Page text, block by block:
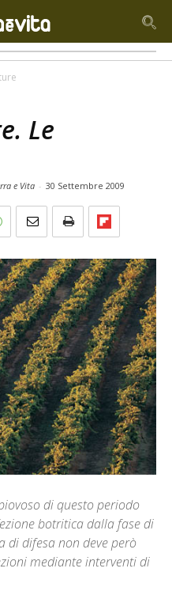
Le
e Vita - 30 Settembre 2009
di questo periodo
botritica dalla fase di
di difesa non deve però
mediante interventi di